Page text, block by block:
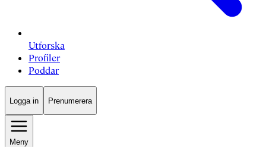
Utforska
Profiler
Poddar
Logga in Prenumerera
Meny